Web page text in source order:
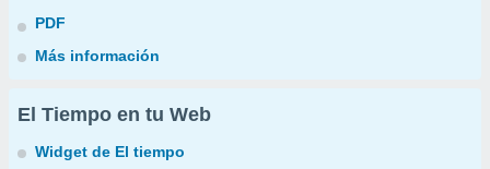
PDF
Más información
El Tiempo en tu Web
Widget de El tiempo